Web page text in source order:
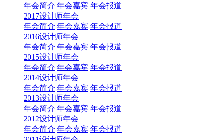
年会简介 年会嘉宾 年会报道
2017设计师年会
年会简介 年会嘉宾 年会报道
2016设计师年会
年会简介 年会嘉宾 年会报道
2015设计师年会
年会简介 年会嘉宾 年会报道
2014设计师年会
年会简介 年会嘉宾 年会报道
2013设计师年会
年会简介 年会嘉宾 年会报道
2012设计师年会
年会简介 年会嘉宾 年会报道